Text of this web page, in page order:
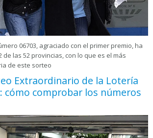
06703, agraciado con el primer premio, ha
las 52 provincias, con lo que es el más
de este sorteo
Extraordinario de la Lotería
cómo comprobar los números